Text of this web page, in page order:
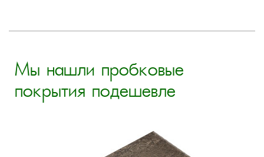
Мы нашли пробковые
покрытия подешевле